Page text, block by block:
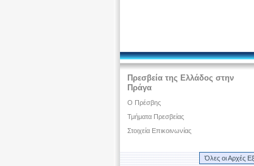
Πρεσβεία της Ελλάδος στην
Πράγα
Ο Πρέσβης
Τμήματα Πρεσβείας
Στοιχεία Επικοινωνίας
Όλες οι Αρχές